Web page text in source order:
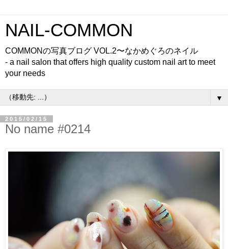
NAIL-COMMON
COMMONの写真ブログ VOL.2〜なかめぐろのネイル
- a nail salon that offers high quality custom nail art to meet
your needs
▼
2015/02/15
No name #0214